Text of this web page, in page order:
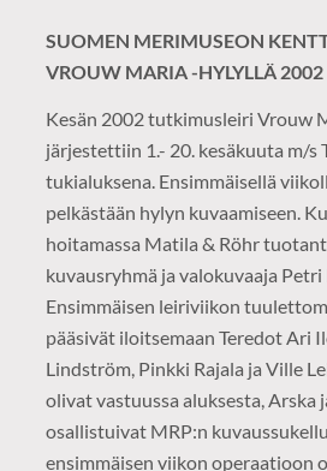
SUOMEN MERIMUSEON
VROUW MARIA -HYLYLLÄ 2002
Kesän 2002 tutkimusleiri Vrouw
järjestettiin 1.- 20. kesäkuuta m/s
tukialuksena. Ensimmäisellä
pelkästään hylyn kuvaamiseen.
hoitamassa Matila & Röhr
kuvausryhmä ja valokuvaaja Petri
Ensimmäisen leiriviikon
pääsivät iloitsemaan Teredot Ari
Lindström, Pinkki Rajala ja Ville
olivat vastuussa aluksesta, Arska
osallistuivat MRP:n
ensimmäisen viikon operaatioon